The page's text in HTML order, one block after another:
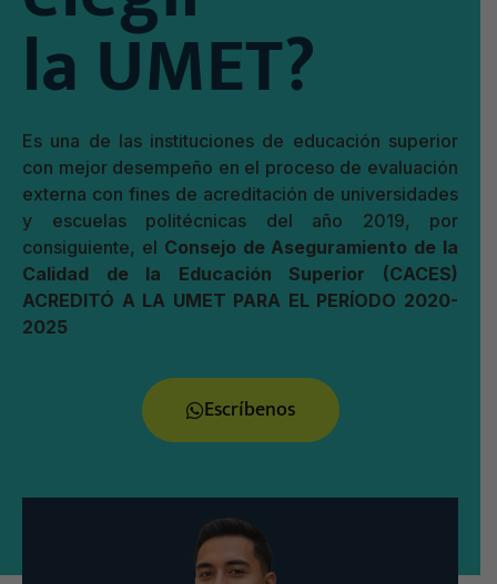
la UMET?
Es una de las instituciones de educación superior
con mejor desempeño en el proceso de evaluación
externa con fines de acreditación de universidades
y escuelas politécnicas del año 2019, por
consiguiente, el Consejo de Aseguramiento de la
Calidad de la Educación Superior (CACES)
ACREDITÓ A LA UMET PARA EL PERÍODO 2020-
2025
Escríbenos